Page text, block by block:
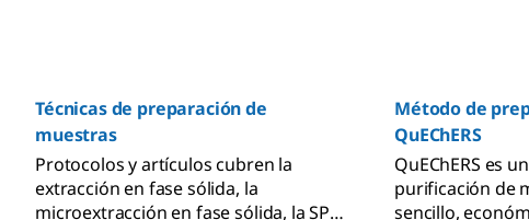
Técnicas de preparación de
muestras
Protocolos y artículos cubren la
extracción en fase sólida, la
microextracción en fase sólida, la SPE
Método de
QuEChERS
QuEChERS es
purificación de
sencillo,